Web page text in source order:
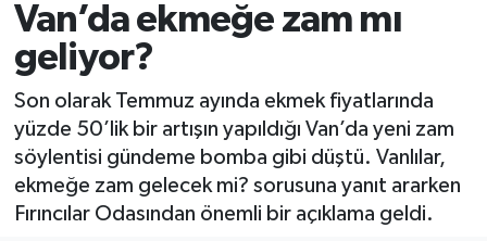
Van’da ekmeğe zam mı
geliyor?
Son olarak Temmuz ayında ekmek fiyatlarında
yüzde 50’lik bir artışın yapıldığı Van’da yeni zam
söylentisi gündeme bomba gibi düştü. Vanlılar,
ekmeğe zam gelecek mi? sorusuna yanıt ararken
Fırıncılar Odasından önemli bir açıklama geldi.
Ekonomi
Sağlık
Eğitim
Bilim & Teknoloji
Van Trafik Yoğunluk Haritası
Süper Lig Puan Durumu ve Fikstür
Tüm Manşetler
Son Dakika Haberleri